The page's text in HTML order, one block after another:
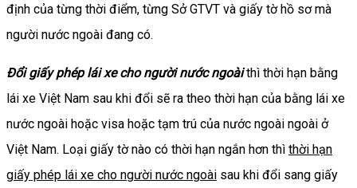
định của từng thời điểm, từng Sở GTVT và giấy tờ hồ sơ mà
người nước ngoài đang có.
Đổi giấy phép lái xe cho người nước ngoàithì thời hạn bằng
lái xe Việt Nam sau khi đổi sẽ ra theo thời hạn của bằng lái xe
nước ngoài hoặc visa hoặc tạm trú của nước ngoài ngoài ở
Việt Nam. Loại giấy tờ nào có thời hạn ngắn hơn thì thời hạn
giấy phép lái xe cho người nước ngoài sau khi đổi sang giấy